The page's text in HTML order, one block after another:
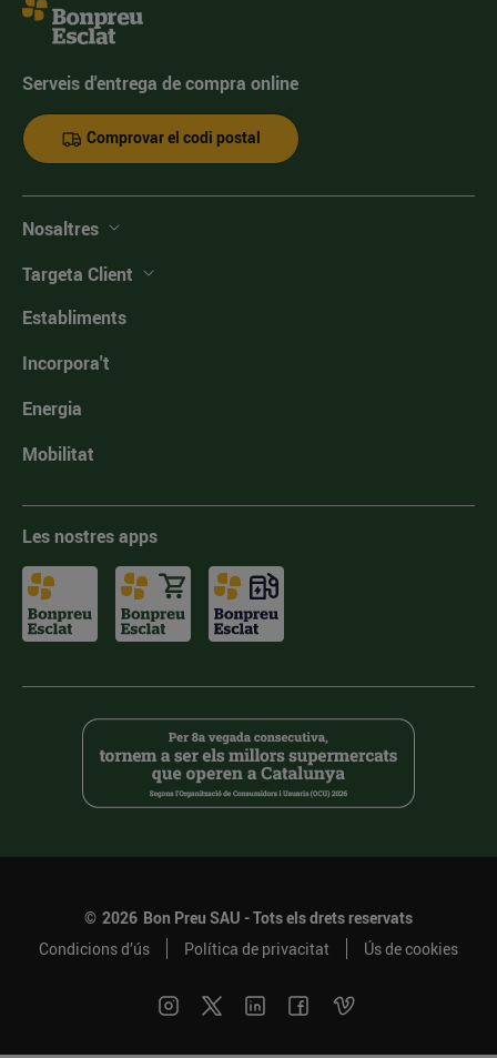
Serveis d'entrega de compra online
Comprovar el codi postal
Nosaltres
Targeta Client
Establiments
Incorpora't
Energia
Mobilitat
Les nostres apps
© 2026 Bon Preu SAU - Tots els drets reservats
Condicions d’ús
Política de privacitat Ús de cookies